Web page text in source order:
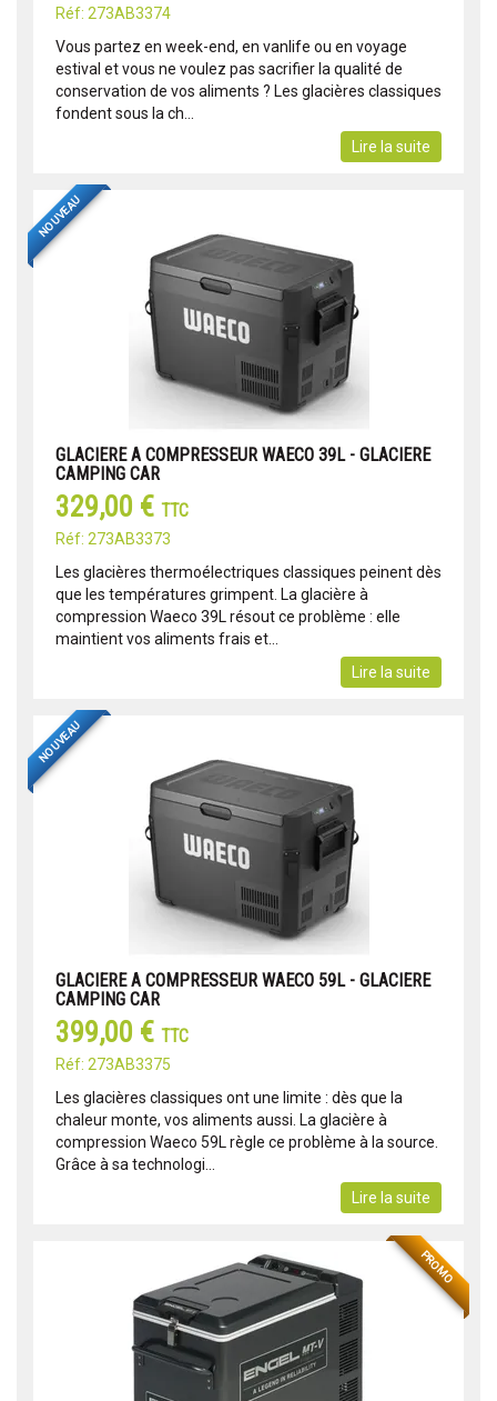
Réf: 273AB3374
Vous partez en week-end, en vanlife ou en voyage
estival et vous ne voulez pas sacrifier la qualité de
conservation de vos aliments ? Les glacières classiques
fondent sous la ch...
Lire la suite
NOUVEAU
GLACIERE A COMPRESSEUR WAECO 39L - GLACIERE
CAMPING CAR
329,00 € TTC
Réf: 273AB3373
Les glacières thermoélectriques classiques peinent dès
que les températures grimpent. La glacière à
compression Waeco 39L résout ce problème : elle
maintient vos aliments frais et...
Lire la suite
NOUVEAU
GLACIERE A COMPRESSEUR WAECO 59L - GLACIERE
CAMPING CAR
399,00 € TTC
Réf: 273AB3375
Les glacières classiques ont une limite : dès que la
chaleur monte, vos aliments aussi. La glacière à
compression Waeco 59L règle ce problème à la source.
Grâce à sa technologi...
Lire la suite
PROMO